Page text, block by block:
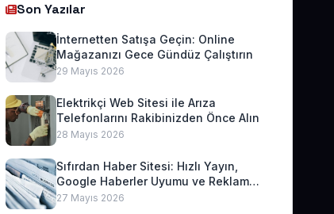
Son Yazılar
İnternetten Satışa Geçin: Online
Mağazanızı Gece Gündüz Çalıştırın
29 Mayıs 2026
Elektrikçi Web Sitesi ile Arıza
Telefonlarını Rakibinizden Önce Alın
28 Mayıs 2026
Sıfırdan Haber Sitesi: Hızlı Yayın,
Google Haberler Uyumu ve Reklam
Geliri
27 Mayıs 2026